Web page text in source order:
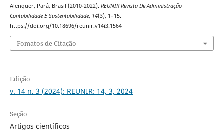
Alenquer, Pará, Brasil (2010-2022). REUNIR Revista De Administração
Contabilidade E Sustentabilidade, 14(3), 1–15.
https://doi.org/10.18696/reunir.v14i3.1564
Fomatos de Citação
Edição
v. 14 n. 3 (2024): REUNIR: 14, 3, 2024
Seção
Artigos científicos